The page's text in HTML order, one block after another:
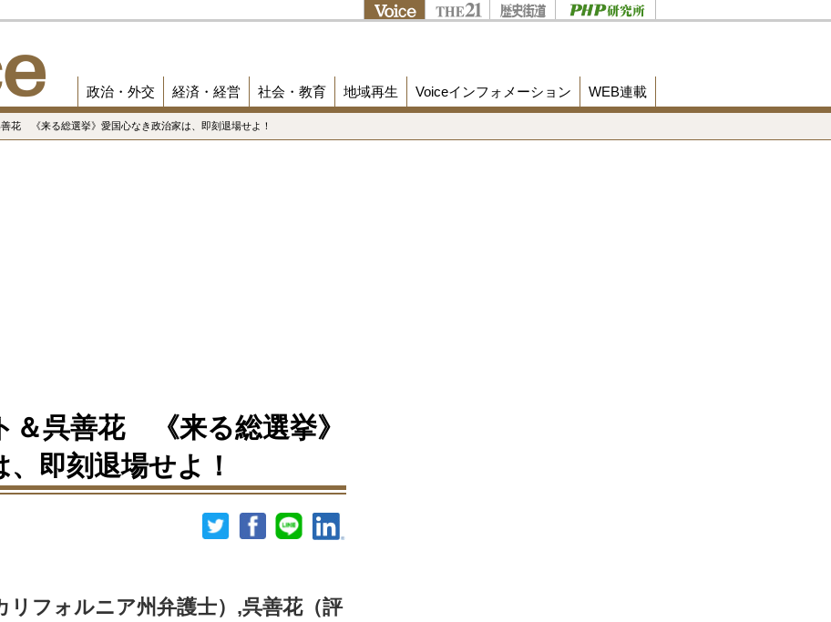
政治・外交 経済・経営 社会・教育 地域再生 Voiceインフォメーション WEB連載
花 《来る総選挙》愛国心なき政治家は、即刻退場せよ！
＆呉善花 《来る総選挙》
即刻退場せよ！
フォルニア州弁護士）,呉善花（評